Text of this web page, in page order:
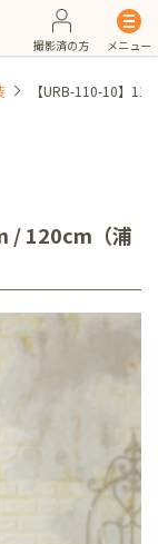
撮影済の方 メニュー
【URB-110-10】
/ 120cm（浦